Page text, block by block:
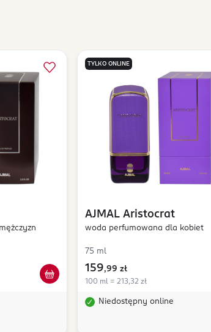
TYLKO ONLINE
AJMAL Aristocrat
woda perfumowana dla kobiet
75 ml
159,99 zł
100 ml = 213,32 zł
Niedostępny online